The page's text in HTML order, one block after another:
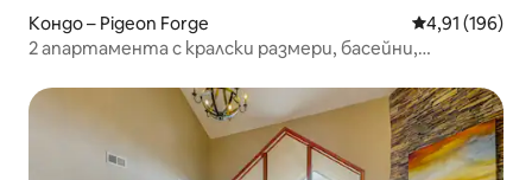
Кондо – Pigeon Forge Средна
4,91 (196)
2 апартамента с кралски размери, басейни,